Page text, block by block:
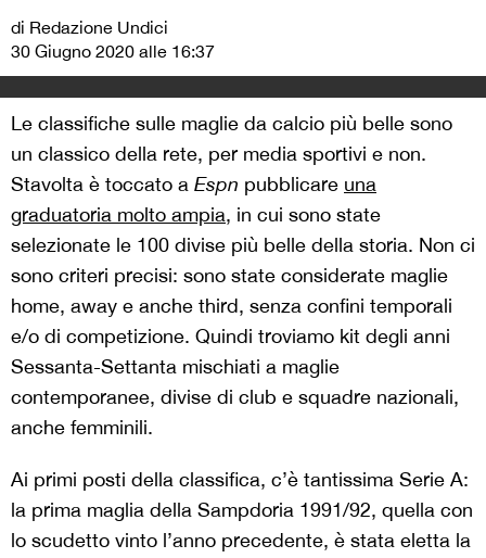
di Redazione Undici
30 Giugno 2020 alle 16:37
Le classifiche sulle maglie da calcio più belle sono
un classico della rete, per media sportivi e non.
Stavolta è toccato a Espn pubblicare una
graduatoria molto ampia, in cui sono state
selezionate le 100 divise più belle della storia. Non ci
sono criteri precisi: sono state considerate maglie
home, away e anche third, senza confini temporali
e/o di competizione. Quindi troviamo kit degli anni
Sessanta-Settanta mischiati a maglie
contemporanee, divise di club e squadre nazionali,
anche femminili.
Ai primi posti della classifica, c’è tantissima Serie A:
la prima maglia della Sampdoria 1991/92, quella con
lo scudetto vinto l’anno precedente, è stata eletta la